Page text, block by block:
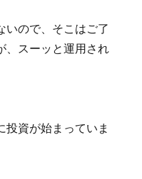
いので、そこはご了
、スーッと運用され
投資が始まっていま